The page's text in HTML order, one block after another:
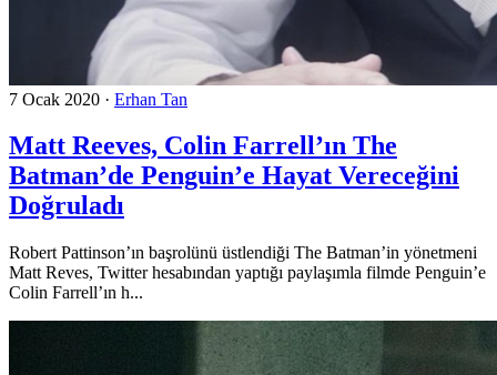
7 Ocak 2020 · Erhan Tan
Matt Reeves, Colin Farrell’ın The
Batman’de Penguin’e Hayat Vereceğini
Doğruladı
Robert Pattinson’ın başrolünü üstlendiği The Batman’in yönetmeni
Matt Reves, Twitter hesabından yaptığı paylaşımla filmde Penguin’e
Colin Farrell’ın h...